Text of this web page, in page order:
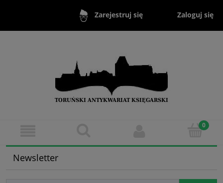
Zarejestruj się Zaloguj się
Newsletter